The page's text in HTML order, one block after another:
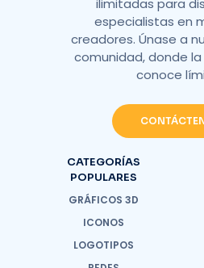
ilimitadas para
especialistas en
creadores. Únase a
comunidad, donde
conoce
CATEGORÍAS
POPULARES
GRÁFICOS 3D
ICONOS
LOGOTIPOS